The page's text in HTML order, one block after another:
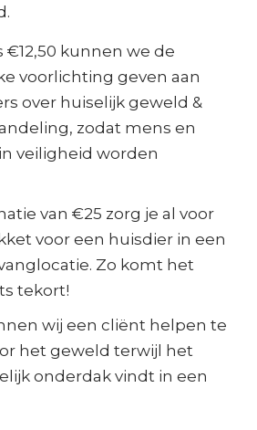
€12,50 kunnen we de
voorlichting geven aan
over huiselijk geweld &
zodat mens en
veiligheid worden
van €25 zorg je al voor
voor een huisdier in een
Zo komt het
tekort!
wij een cliënt helpen te
het geweld terwijl het
onderdak vindt in een